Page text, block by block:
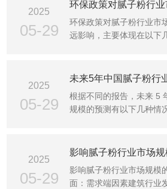
2025
05-29
环保政策对腻子粉行业市
远影响，主要体现在以下
2025
05-29
根据不同的报告，未来 5
规模的预测有以下几种情
2025
05-29
影响腻子粉行业市场规模
面：需求端因素建筑行业